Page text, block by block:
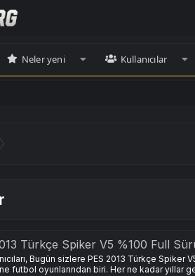
Neler yeni Kullanıcılar
Türkçe Spiker V5 %100 Full
Bugün sizlere PES 2013 Türkçe Spiker
futbol oyunlarından biri. Her ne kadar yıllar